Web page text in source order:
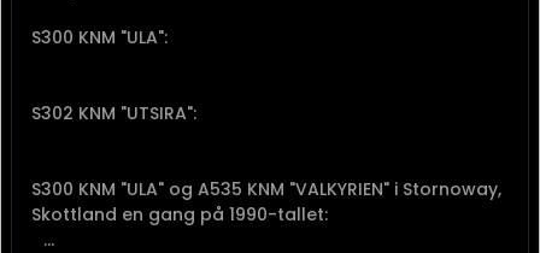
S300 KNM "ULA":
S302 KNM "UTSIRA":
S300 KNM "ULA" og A535 KNM "VALKYRIEN" i Stornoway,
Skottland en gang på 1990-tallet:
...